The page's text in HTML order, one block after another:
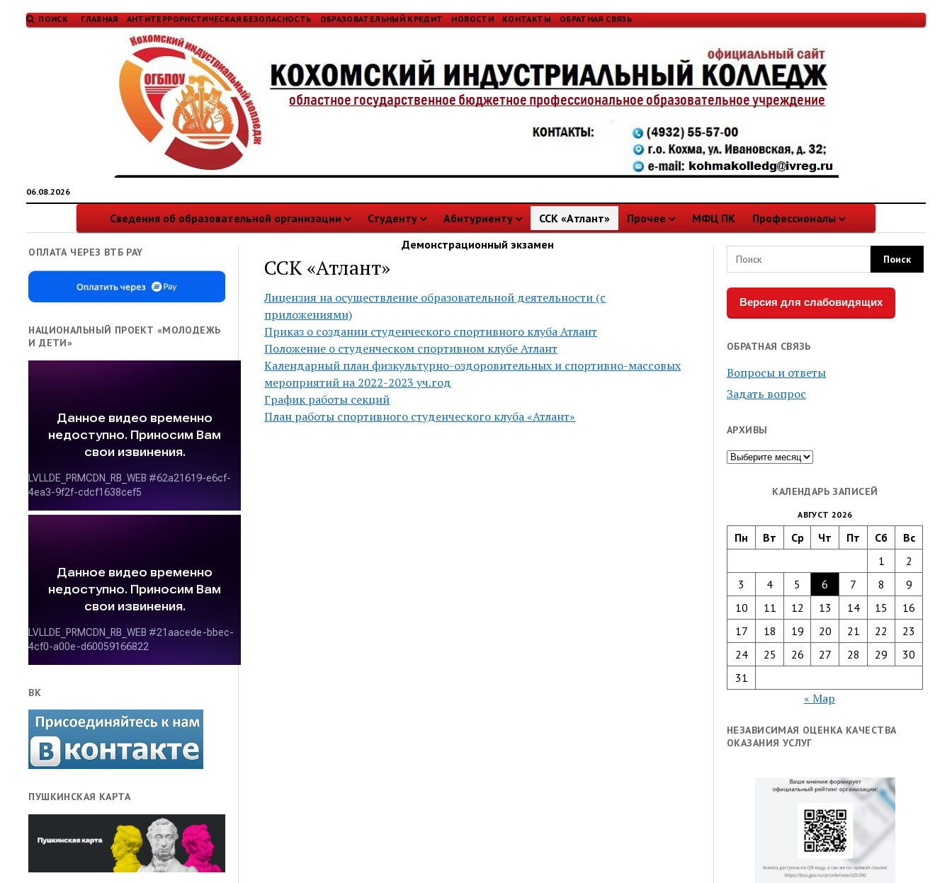
ПОИСК ГЛАВНАЯ АНТИТЕРРОРИСТИЧЕСКАЯ БЕЗОПАСНОСТЬ ОБРАЗОВАТЕЛЬНЫЙ КРЕДИТ НОВОСТИ КОНТАКТЫ ОБРАТНАЯ СВЯЗЬ
06.08.2026
Сведения об образовательной организации Студенту Абитуриенту ССК «Атлант» Прочее МФЦ ПК
Профессионалы
Демонстрационный экзамен
ОПЛАТА ЧЕРЕЗ ВТБ PAY
НАЦИОНАЛЬНЫЙ ПРОЕКТ «МОЛОДЕЖЬ
И ДЕТИ»
ВК
ПУШКИНСКАЯ КАРТА
ССК «Атлант»
Лицензия на осуществление образовательной деятельности (с
приложениями)
Приказ о создании студенческого спортивного клуба Атлант
Положение о студенческом спортивном клубе Атлант
Календарный план физкультурно-оздоровительных и спортивно-массовых
мероприятий на 2022-2023 уч.год
График работы секций
План работы спортивного студенческого клуба «Атлант»
Версия для слабовидящих
ОБРАТНАЯ СВЯЗЬ
Вопросы и ответы
Задать вопрос
АРХИВЫ
Архивы
КАЛЕНДАРЬ ЗАПИСЕЙ
АВГУСТ 2026
Пн Вт Ср Чт Пт Сб
Вс
1
2
3
4 5 6 7 8
9
10
11 12 13 14 15
16
17
18 19 20 21 22
23
24
25 26 27 28 29
30
31
« Мар
НЕЗАВИСИМАЯ ОЦЕНКА КАЧЕСТВА
ОКАЗАНИЯ УСЛУГ